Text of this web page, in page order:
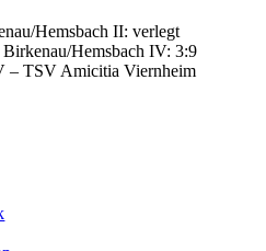
Hemsbach II: verlegt
Hemsbach IV: 3:9
– TSV Amicitia Viernheim